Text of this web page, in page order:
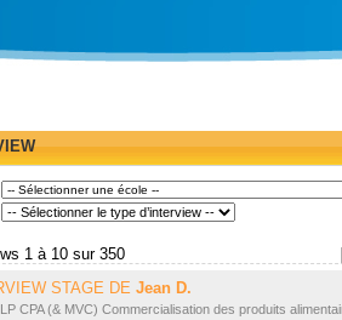
1 à 10 sur 350
STAGE DE Jean D.
CPA (& MVC) Commercialisation des produits